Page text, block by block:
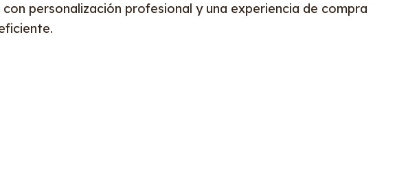
con personalización profesional y una experiencia de compra